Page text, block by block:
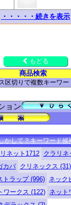
商品検索
区切りで複数キーワー
ョン
かして？キーワード候
ネット1712 クラリネ
カバ クリネックス (31)
トラップ (996) ネック
ワークス (122) ネット
・・・・・続きを表示
もどる